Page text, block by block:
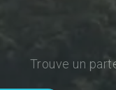
Trouve un